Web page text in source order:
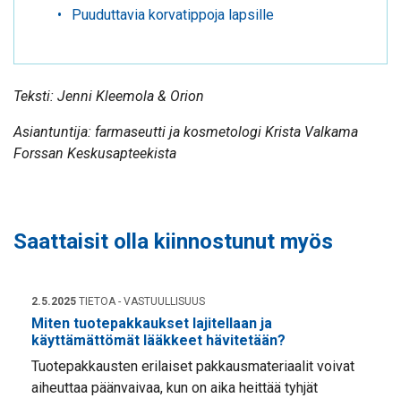
Puuduttavia korvatippoja lapsille
Teksti: Jenni Kleemola & Orion
Asiantuntija: farmaseutti ja kosmetologi Krista Valkama
Forssan Keskusapteekista
Saattaisit olla kiinnostunut myös
2.5.2025 TIETOA - VASTUULLISUUS
Miten tuotepakkaukset lajitellaan ja
käyttämättömät lääkkeet hävitetään?
Tuotepakkausten erilaiset pakkausmateriaalit voivat
aiheuttaa päänvaivaa, kun on aika heittää tyhjät